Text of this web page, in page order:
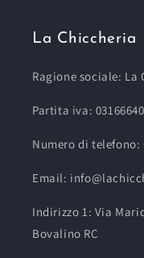
La Chiccheria
Ragione sociale:
Partita iva:
Numero di telefono:
Email:
Indirizzo 1: Via
Bovalino RC